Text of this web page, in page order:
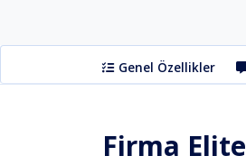
Genel Özellikler
Firma Elite